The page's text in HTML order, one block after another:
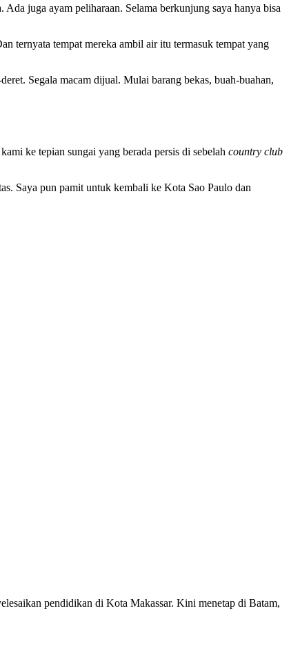
juga ayam peliharaan. Selama berkunjung saya hanya bisa
ternyata tempat mereka ambil air itu termasuk tempat yang
Segala macam dijual. Mulai barang bekas, buah-buahan,
ke tepian sungai yang berada persis di sebelah country club
Saya pun pamit untuk kembali ke Kota Sao Paulo dan
pendidikan di Kota Makassar. Kini menetap di Batam,